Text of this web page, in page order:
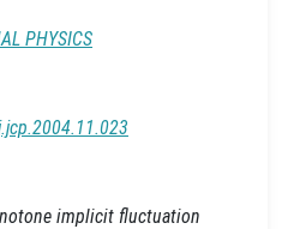
PHYSICS
implicit fluctuation